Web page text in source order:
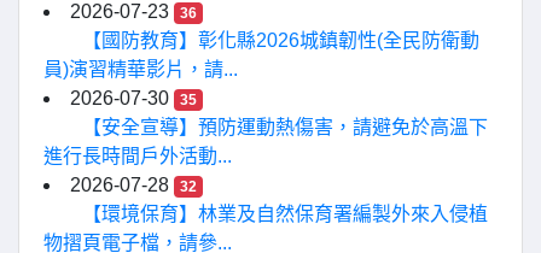
2026-07-23
36
【國防教育】彰化縣2026城鎮韌性(全民防衛動
員)演習精華影片，請...
2026-07-30
35
【安全宣導】預防運動熱傷害，請避免於高溫下
進行長時間戶外活動...
2026-07-28
32
【環境保育】林業及自然保育署編製外來入侵植
物摺頁電子檔，請參...